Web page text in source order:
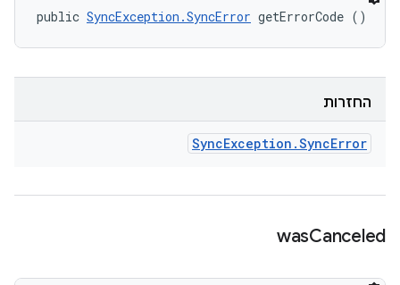
public SyncException.SyncError getErrorCode ()
החזרות
SyncException .SyncError
wasCanceled